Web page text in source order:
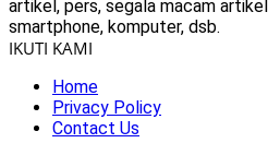
artikel, pers, segala macam
smartphone, komputer, dsb.
IKUTI KAMI
Home
Privacy Policy
Contact Us